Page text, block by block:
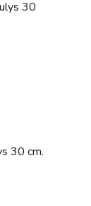
30 cm.